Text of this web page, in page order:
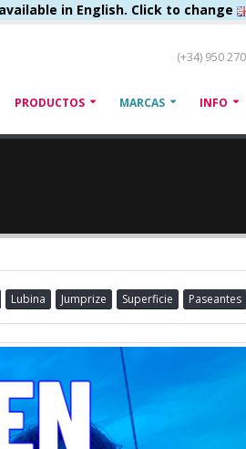
in English. Click to change
(+34) 950
PRODUCTOS MARCAS INFO
Lubina Jumprize Superficie Paseantes